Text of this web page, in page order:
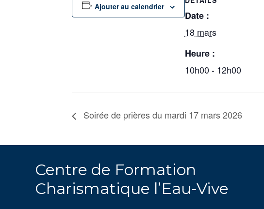
Ajouter au calendrier
Date :
18 mars
Heure :
10h00 - 12h00
Soirée de prières du mardi 17 mars 2026
Centre de Formation
Charismatique l’Eau-Vive